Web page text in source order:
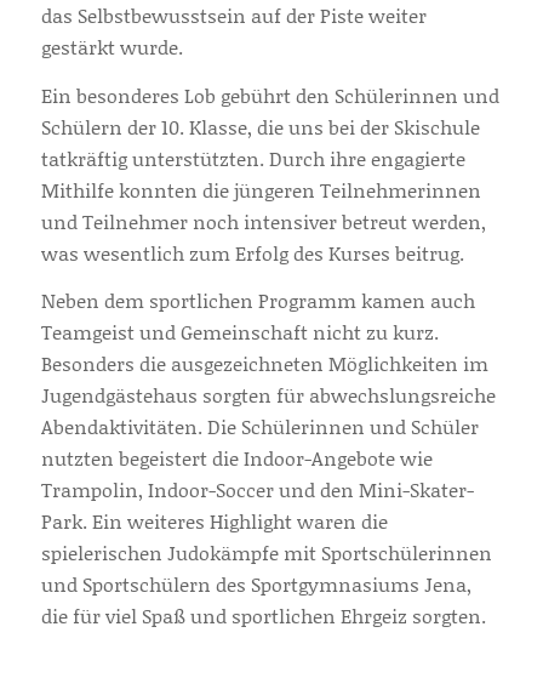
das Selbstbewusstsein auf der Piste weiter
gestärkt wurde.
Ein besonderes Lob gebührt den Schülerinnen und
Schülern der 10. Klasse, die uns bei der Skischule
tatkräftig unterstützten. Durch ihre engagierte
Mithilfe konnten die jüngeren Teilnehmerinnen
und Teilnehmer noch intensiver betreut werden,
was wesentlich zum Erfolg des Kurses beitrug.
Neben dem sportlichen Programm kamen auch
Teamgeist und Gemeinschaft nicht zu kurz.
Besonders die ausgezeichneten Möglichkeiten im
Jugendgästehaus sorgten für abwechslungsreiche
Abendaktivitäten. Die Schülerinnen und Schüler
nutzten begeistert die Indoor-Angebote wie
Trampolin, Indoor-Soccer und den Mini-Skater-
Park. Ein weiteres Highlight waren die
spielerischen Judokämpfe mit Sportschülerinnen
und Sportschülern des Sportgymnasiums Jena,
die für viel Spaß und sportlichen Ehrgeiz sorgten.